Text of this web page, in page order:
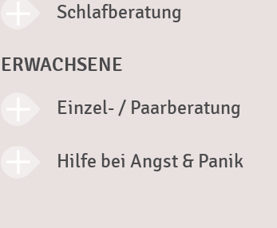
Schlafberatung
ERWACHSENE
Einzel- / Paarberatung
Hilfe bei Angst & Panik